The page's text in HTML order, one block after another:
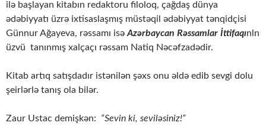
ilə başlayan kitabın redaktoru filoloq, çağdaş dünya
ədəbiyyatı üzrə ixtisaslaşmış müstəqil ədəbiyyat tənqidçisi
Günnur Ağayeva, rəssamı isə Azərbaycan Rəssamlar İttifaqınln
üzvü tanınmış xalçaçı rəssam Natiq Nəcəfzadədir.
Kitab artıq satışdadır istənilən şəxs onu əldə edib sevgi dolu
şeirlərlə tanış ola bilər.
Zaur Ustac demişkən: “Sevin ki, seviləsiniz!”